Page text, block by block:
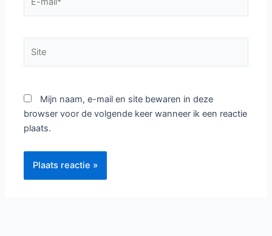
mail*
Mijn naam, e-mail en site bewaren in deze
browser voor de volgende keer wanneer ik een reactie
plaats.